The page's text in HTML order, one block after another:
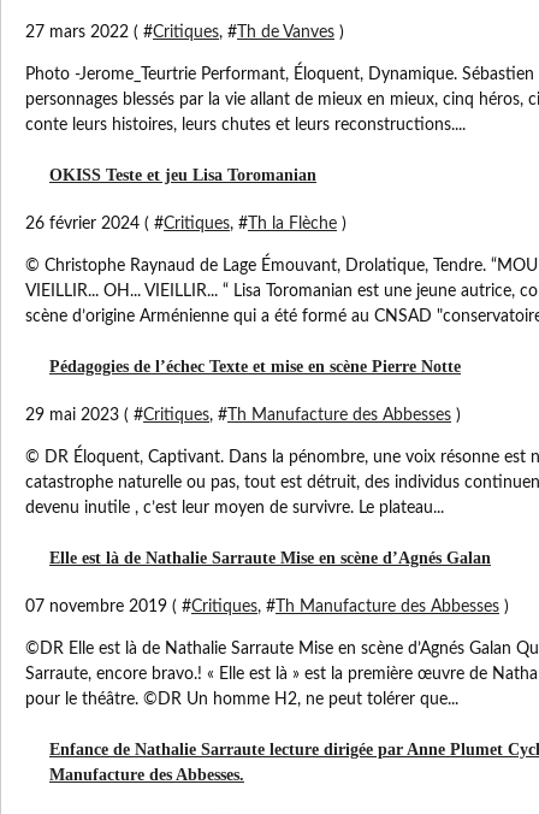
27 mars 2022 ( #Critiques, # Th de Vanves )
Photo -Jerome_Teurtrie Performant, Éloquent, Dynamique.
personnages blessés par la vie allant de mieux en mieux, cinq héros,
conte leurs histoires, leurs chutes et leurs reconstructions....
OKISS Teste et jeu Lisa Toromanian
26 février 2024 ( #Critiques, # Th la Flèche )
© Christophe Raynaud de Lage Émouvant, Drolatique, Tendre.
VIEILLIR... OH... VIEILLIR... “ Lisa Toromanian est une jeune autrice,
scène d’origine Arménienne qui a été formé au CNSAD
Pédagogies de l’échec Texte et mise en scène Pierre Notte
29 mai 2023 ( #Critiques, # Th Manufacture des Abbesses )
© DR Éloquent, Captivant. Dans la pénombre, une voix résonne est
catastrophe naturelle ou pas, tout est détruit, des individus
devenu inutile , c’est leur moyen de survivre. Le plateau...
Elle est là de Nathalie Sarraute Mise en scène d’Agnés Galan
07 novembre 2019 ( #Critiques, # Th Manufacture des Abbesses )
©DR Elle est là de Nathalie Sarraute Mise en scène d’Agnés Galan
Sarraute, encore bravo.! « Elle est là » est la première œuvre de
pour le théâtre. ©DR Un homme H2, ne peut tolérer que...
Enfance de Nathalie Sarraute lecture dirigée par Anne Plumet
Manufacture des Abbesses.